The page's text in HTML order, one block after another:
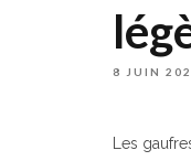
8 JUIN
Les